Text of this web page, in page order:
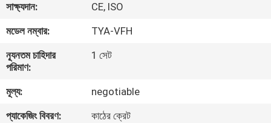
ফ্যাক্টরি
ট্যুর
নিয়ন্ত্রণ
সাক্ষ্যদান:
CE, ISO
মডেল নম্বার:
TYA-VFH
ন্যূনতম চাহিদার
পরিমাণ:
1 সেট
মূল্য:
negotiable
প্যাকেজিং বিবরণ:
কাঠের ক্রেট